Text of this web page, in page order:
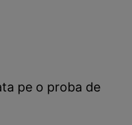
pe o proba de